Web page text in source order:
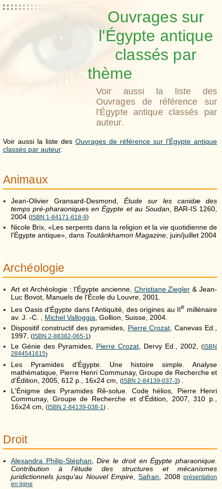
Ouvrages sur
l'Égypte antique
classés par
thème
Voir aussi la liste des
Ouvrages de référence sur
l'Égypte antique classés par
auteur.
Voir aussi la liste des Ouvrages de référence sur l'Égypte antique
classés par auteur.
Animaux
Jean-Olivier Gransard-Desmond, Étude sur les canidæ des
temps pré-pharaoniques en Égypte et au Soudan, BAR-IS 1260,
2004 ( ISBN 1-84171-618-9)
Nicole Brix, «Les serpents dans la religion et la vie quotidienne de
l'Égypte antique», dans Toutânkhamon Magazine , juin/juillet 2004
Archéologie
Art et Archéologie : l'Égypte ancienne, Christiane Ziegler & Jean-
Luc Bovot, Manuels de l'École du Louvre, 2001.
Les Oasis d'Égypte dans l'Antiquité, des origines au IIe millénaire
av. J. -C. , Michel Valloggia , Gollion, Suisse, 2004.
Dispositif constructif des pyramides, Pierre Crozat, Canevas Ed.,
1997, (ISBN 2-88382-065-1 )
Le Génie des Pyramides, Pierre Crozat , Dervy Ed., 2002, (ISBN
2844541615)
Les Pyramides d'Égypte. Une histoire simple. Analyse
mathématique, Pierre Henri Communay, Groupe de Recherche et
d'Édition, 2005, 612 p., 16x24 cm, (ISBN 2-84139-037-3)
L'Énigme des Pyramides Rê-solue. Code hélios, Pierre Henri
Communay, Groupe de Recherche et d'Édition, 2007, 310 p.,
16x24 cm, (ISBN 2-84139-038-1 )
Droit
Alexandra Philip-Stéphan ,Dire le droit en Égypte pharaonique.
Contribution à l'étude des structures et mécanismes
juridictionnels jusqu'au Nouvel Empire ,Safran , 2008présentation
en ligne